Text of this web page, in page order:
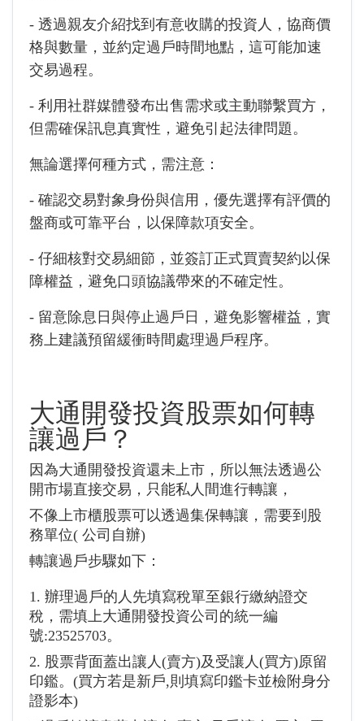
- 透過親友介紹找到有意收購的投資人，協商價
格與數量，並約定過戶時間地點，這可能加速
交易過程。
- 利用社群媒體發布出售需求或主動聯繫買方，
但需確保訊息真實性，避免引起法律問題。
無論選擇何種方式，需注意：
- 確認交易對象身份與信用，優先選擇有評價的
盤商或可靠平台，以保障款項安全。
- 仔細核對交易細節，並簽訂正式買賣契約以保
障權益，避免口頭協議帶來的不確定性。
- 留意除息日與停止過戶日，避免影響權益，實
務上建議預留緩衝時間處理過戶程序。
大通開發投資股票如何轉
讓過戶？
因為大通開發投資還未上市，所以無法透過公
開市場直接交易，只能私人間進行轉讓，
不像上市櫃股票可以透過集保轉讓，需要到股
務單位( 公司自辦)
轉讓過戶步驟如下：
1. 辦理過戶的人先填寫稅單至銀行繳納證交
稅，需填上大通開發投資公司的統一編
號:23525703。
2. 股票背面蓋出讓人(賣方)及受讓人(買方)原留
印鑑。(買方若是新戶,則填寫印鑑卡並檢附身分
證影本)